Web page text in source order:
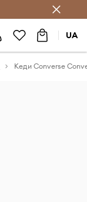
UA